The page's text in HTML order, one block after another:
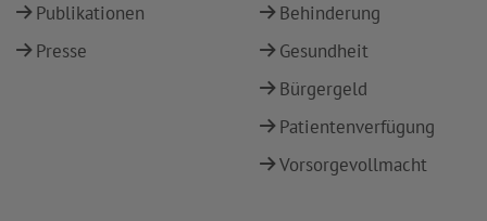
Publikationen
Presse
Behinderung
Gesundheit
Bürgergeld
Patientenverfügung
Vorsorgevollmacht